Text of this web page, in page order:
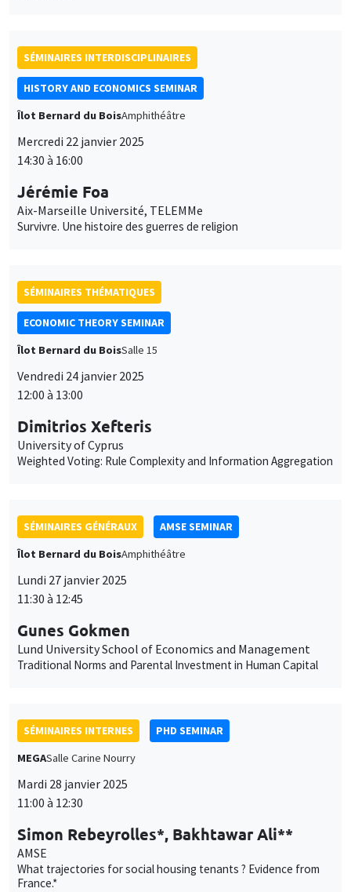
SÉMINAIRES INTERDISCIPLINAIRES
HISTORY AND ECONOMICS SEMINAR
Îlot Bernard du BoisAmphithéâtre
Mercredi 22 janvier 2025
14:30 à 16:00
Jérémie Foa
Aix-Marseille Université, TELEMMe
Survivre. Une histoire des guerres de religion
SÉMINAIRES THÉMATIQUES
ECONOMIC THEORY SEMINAR
Îlot Bernard du BoisSalle 15
Vendredi 24 janvier 2025
12:00 à 13:00
Dimitrios Xefteris
University of Cyprus
Weighted Voting: Rule Complexity and Information Aggregation
SÉMINAIRES GÉNÉRAUX
AMSE SEMINAR
Îlot Bernard du BoisAmphithéâtre
Lundi 27 janvier 2025
11:30 à 12:45
Gunes Gokmen
Lund University School of Economics and Management
Traditional Norms and Parental Investment in Human Capital
SÉMINAIRES INTERNES
PHD SEMINAR
MEGASalle Carine Nourry
Mardi 28 janvier 2025
11:00 à 12:30
Simon Rebeyrolles*, Bakhtawar Ali**
AMSE
What trajectories for social housing tenants ? Evidence from
France.*